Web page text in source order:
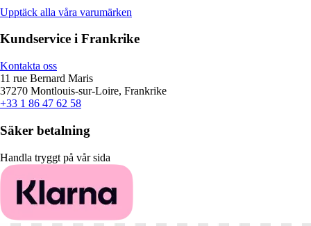
Upptäck alla våra varumärken
Kundservice i Frankrike
Kontakta oss
11 rue Bernard Maris
37270 Montlouis-sur-Loire, Frankrike
+33 1 86 47 62 58
Säker betalning
Handla tryggt på vår sida